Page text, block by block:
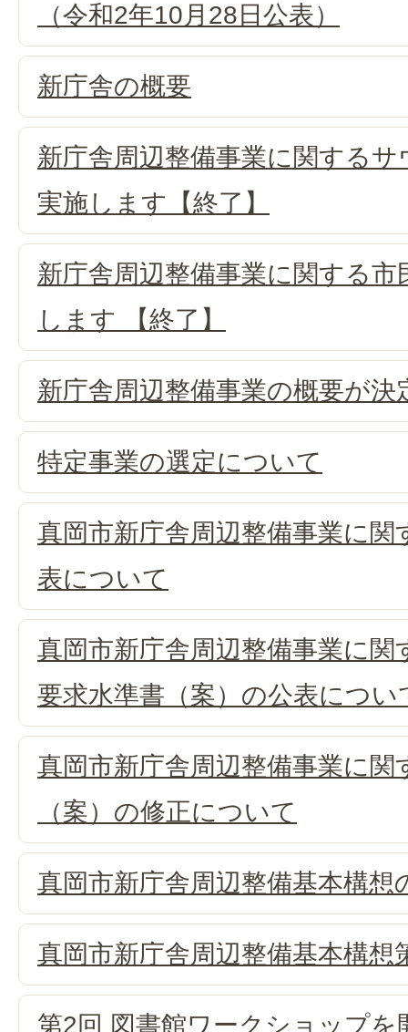
（令和2年10月28日公表）
新庁舎の概要
新庁舎周辺整備事業に関する
実施します【終了】
新庁舎周辺整備事業に関する
します 【終了】
新庁舎周辺整備事業の概要が決
特定事業の選定について
真岡市新庁舎周辺整備事業に関
表について
真岡市新庁舎周辺整備事業に
要求水準書（案）の公表につい
真岡市新庁舎周辺整備事業に関
（案）の修正について
真岡市新庁舎周辺整備基本構想
真岡市新庁舎周辺整備基本構想
第2回 図書館ワークショップを